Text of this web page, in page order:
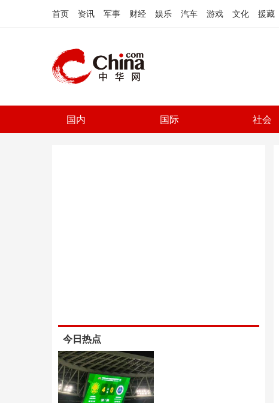
首页 资讯 军事 财经 娱乐 汽车 游戏 文化 援藏
国内 国际 社会
今日热点